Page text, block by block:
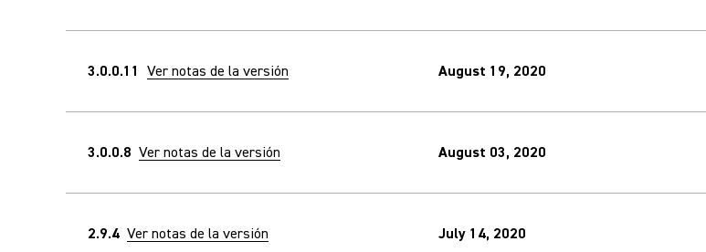
3.0.0.11 Ver notas de la versión August 19, 2020
3.0.0.8 Ver notas de la versión August 03, 2020
2.9.4 Ver notas de la versión July 14, 2020